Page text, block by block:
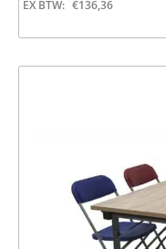
EX BTW: €136,36